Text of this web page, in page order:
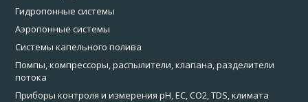
Гидропонные системы
Аэропонные системы
Системы капельного полива
Помпы, компрессоры, распылители, клапана, разделители
потока
Приборы контроля и измерения pH, EC, CO2, TDS, климата